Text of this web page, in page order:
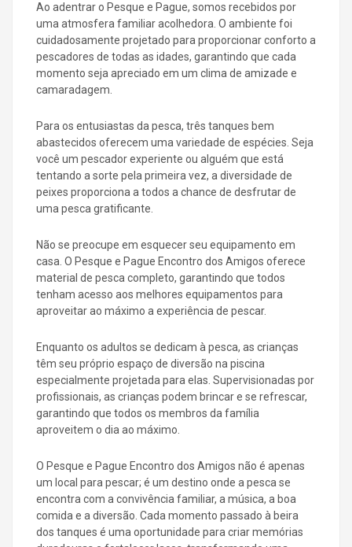
Ao adentrar o Pesque e Pague, somos recebidos por
uma atmosfera familiar acolhedora. O ambiente foi
cuidadosamente projetado para proporcionar conforto a
pescadores de todas as idades, garantindo que cada
momento seja apreciado em um clima de amizade e
camaradagem.
Para os entusiastas da pesca, três tanques bem
abastecidos oferecem uma variedade de espécies. Seja
você um pescador experiente ou alguém que está
tentando a sorte pela primeira vez, a diversidade de
peixes proporciona a todos a chance de desfrutar de
uma pesca gratificante.
Não se preocupe em esquecer seu equipamento em
casa. O Pesque e Pague Encontro dos Amigos oferece
material de pesca completo, garantindo que todos
tenham acesso aos melhores equipamentos para
aproveitar ao máximo a experiência de pescar.
Enquanto os adultos se dedicam à pesca, as crianças
têm seu próprio espaço de diversão na piscina
especialmente projetada para elas. Supervisionadas por
profissionais, as crianças podem brincar e se refrescar,
garantindo que todos os membros da família
aproveitem o dia ao máximo.
O Pesque e Pague Encontro dos Amigos não é apenas
um local para pescar; é um destino onde a pesca se
encontra com a convivência familiar, a música, a boa
comida e a diversão. Cada momento passado à beira
dos tanques é uma oportunidade para criar memórias